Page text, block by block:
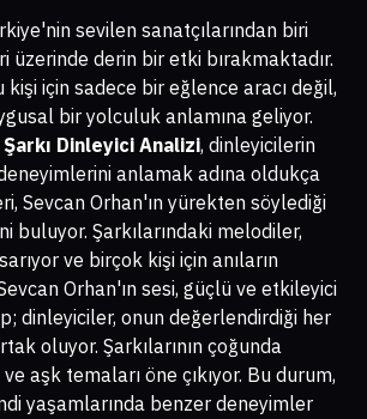
sevilen sanatçılarından biri
üzerinde derin bir etki bırakmaktadır.
kişi için sadece bir eğlence aracı değil,
bir yolculuk anlamına geliyor.
Dinleyici Analizi, dinleyicilerin
anlamak adına oldukça
Sevcan Orhan'ın yürekten söylediği
buluyor. Şarkılarındaki melodiler,
ve birçok kişi için anıların
Sevcan Orhan'ın sesi, güçlü ve etkileyici
dinleyiciler, onun değerlendirdiği her
oluyor. Şarkılarının çoğunda
aşk temaları öne çıkıyor. Bu durum,
yaşamlarında benzer deneyimler